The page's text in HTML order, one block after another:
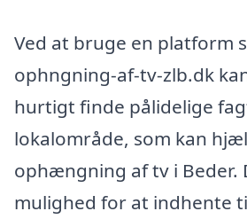
Ved at bruge en platform
ophngning-af-tv-zlb.dk
hurtigt finde pålidelige
lokalområde, som kan
ophængning af tv i Beder.
mulighed for at indhente